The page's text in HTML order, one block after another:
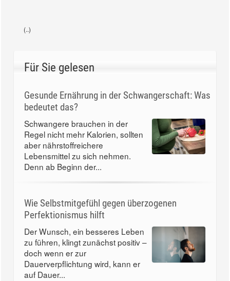
(..)
Für Sie gelesen
Gesunde Ernährung in der Schwangerschaft: Was
bedeutet das?
Schwangere brauchen in der
Regel nicht mehr Kalorien, sollten
aber nährstoffreichere
Lebensmittel zu sich nehmen.
Denn ab Beginn der...
Wie Selbstmitgefühl gegen überzogenen
Perfektionismus hilft
Der Wunsch, ein besseres Leben
zu führen, klingt zunächst positiv –
doch wenn er zur
Dauerverpflichtung wird, kann er
auf Dauer...